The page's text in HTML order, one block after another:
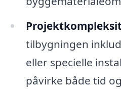
tilbygningen
eller specielle
påvirke både tid